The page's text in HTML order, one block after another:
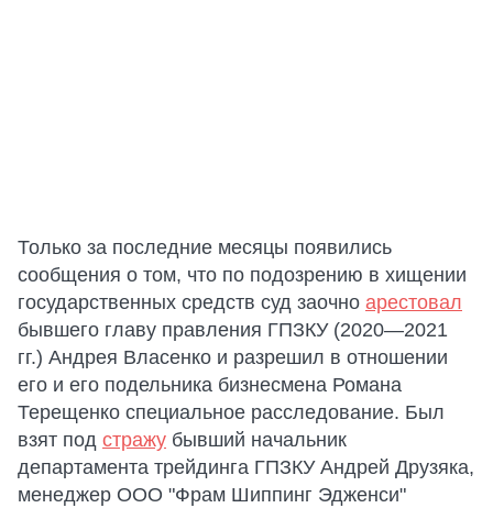
Только за последние месяцы появились
сообщения о том, что по подозрению в хищении
государственных средств суд заочно арестовал
бывшего главу правления ГПЗКУ (2020—2021
гг.) Андрея Власенко и разрешил в отношении
его и его подельника бизнесмена Романа
Терещенко специальное расследование. Был
взят под стражу бывший начальник
департамента трейдинга ГПЗКУ Андрей Друзяка,
менеджер ООО "Фрам Шиппинг Эдженси"